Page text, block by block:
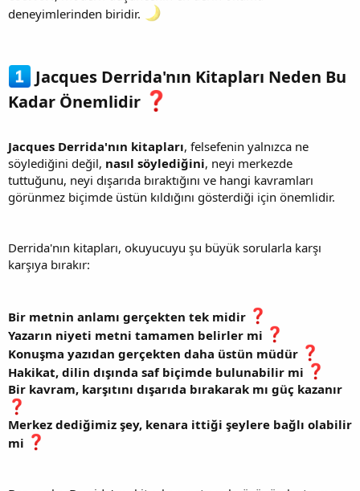
deneyimlerinden biridir.
Jacques Derrida'nın Kitapları Neden Bu
Kadar Önemlidir
Jacques Derrida'nın kitapları, felsefenin yalnızca ne
söylediğini değil, nasıl söylediğini, neyi merkezde
tuttuğunu, neyi dışarıda bıraktığını ve hangi kavramları
görünmez biçimde üstün kıldığını gösterdiği için önemlidir.
Derrida'nın kitapları, okuyucuyu şu büyük sorularla karşı
karşıya bırakır:
Bir metnin anlamı gerçekten tek midir
Yazarın niyeti metni tamamen belirler mi
Konuşma yazıdan gerçekten daha üstün müdür
Hakikat, dilin dışında saf biçimde bulunabilir mi
Bir kavram, karşıtını dışarıda bırakarak mı güç kazanır
Merkez dediğimiz şey, kenara ittiği şeylere bağlı olabilir
mi